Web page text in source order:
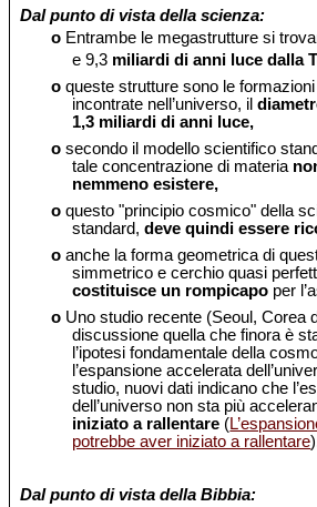
Dal punto di vista della scienza:
o Entrambe le megastrutture si
e 9,3 miliardi di anni luce dalla
o queste strutture sono le
incontrate nell’universo, il
1,3 miliardi di anni luce,
o secondo il modello scientifico
tale concentrazione di materia
nemmeno esistere,
o questo "principio cosmico" della
standard,deve quindi essere
o anche la forma geometrica di
simmetrico e cerchio quasi
costituisce un rompicapo per
o Uno studio recente (Seoul, Corea
discussione quella che finora è
l’ipotesi fondamentale della
l’espansione accelerata
studio, nuovi dati indicano che
dell’universo non sta più
iniziato a rallentare (
potrebbe aver iniziato a rallentare
Dal punto di vista della Bibbia: